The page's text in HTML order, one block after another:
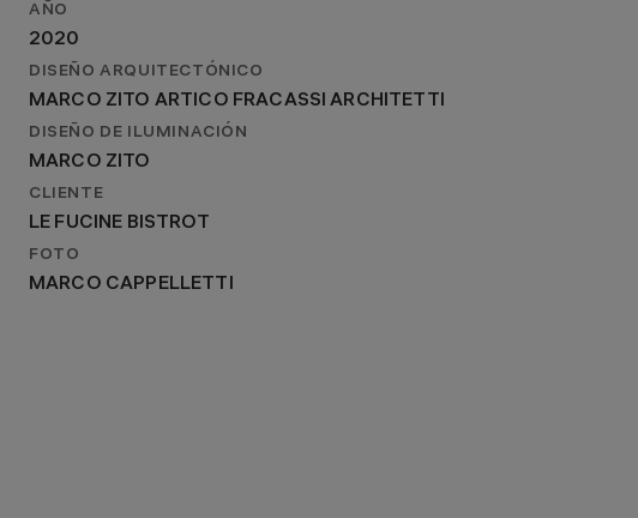
AÑO
2020
DISEÑO ARQUITECTÓNICO
MARCO ZITO ARTICO FRACASSI ARCHITETTI
DISEÑO DE ILUMINACIÓN
MARCO ZITO
CLIENTE
LE FUCINE BISTROT
FOTO
MARCO CAPPELLETTI